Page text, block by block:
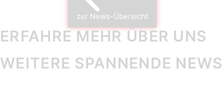
zur News-Übersicht
ERFAHRE MEHR ÜBER UNS
WEITERE SPANNENDE NEWS